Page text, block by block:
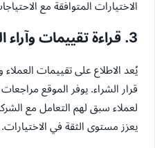
الاختيارات المتوافقة مع
3. قراءة تقييمات وآراء العملاء
يُعد الاطلاع على تقييمات
قرار الشراء. يوفر الموقع
لعملاء سبق لهم التعامل مع
يعزز مستوى الثقة في الاختيارات.